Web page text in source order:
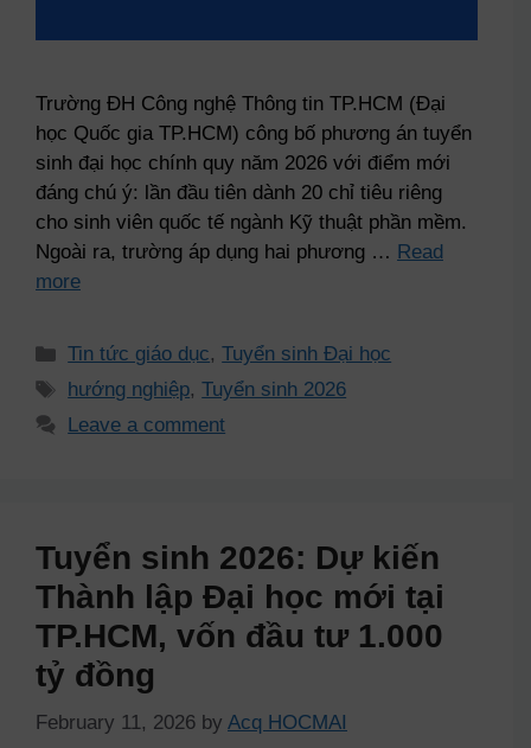
Trường ĐH Công nghệ Thông tin TP.HCM (Đại
học Quốc gia TP.HCM) công bố phương án tuyển
sinh đại học chính quy năm 2026 với điểm mới
đáng chú ý: lần đầu tiên dành 20 chỉ tiêu riêng
cho sinh viên quốc tế ngành Kỹ thuật phần mềm.
Ngoài ra, trường áp dụng hai phương … Read
more
Tin tức giáo dục,Tuyển sinh Đại học
hướng nghiệp,Tuyển sinh 2026
Leave a comment
Tuyển sinh 2026: Dự kiến
Thành lập Đại học mới tại
TP.HCM, vốn đầu tư 1.000
tỷ đồng
February 11, 2026 by Acq HOCMAI